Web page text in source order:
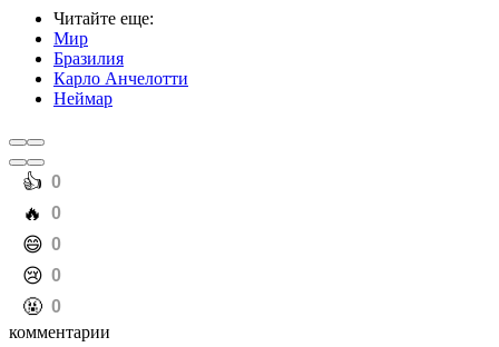
Читайте еще:
Мир
Бразилия
Карло Анчелотти
Неймар
️👍 0
️🔥 0
️😄 0
️😢 0
️🤬 0
комментарии